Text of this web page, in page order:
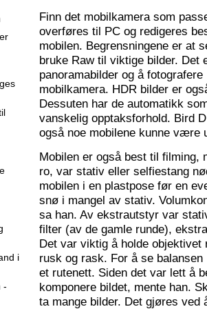
i
-
Finn det mobilkamera som
overføres til PC og redigeres
mobilen. Begrensningene er at
bruke Raw til viktige bilder. Det
panoramabilder og å
mobilkamera. HDR bilder er
Dessuten har de automatikk
vanskelig opptaksforhold. Bird
også noe mobilene kunne være
Mobilen er også best til filming,
ro, var stativ eller selfiestang
mobilen i en plastpose før en
snø i mangel av stativ.
sa han. Av ekstrautstyr var
filter (av de gamle runde),
Det var viktig å holde
rusk og rask. For å se
et rutenett. Siden det var lett å
komponere bildet, mente han.
ta mange bilder. Det gjøres ved